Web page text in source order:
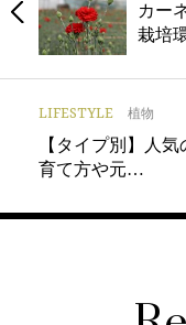
カー
栽培
LIFESTYLE 植物
【タイプ別】人
育て方や元…